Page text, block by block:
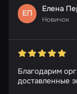
ЕП Елена
Новичок
Благодарим
доставленные